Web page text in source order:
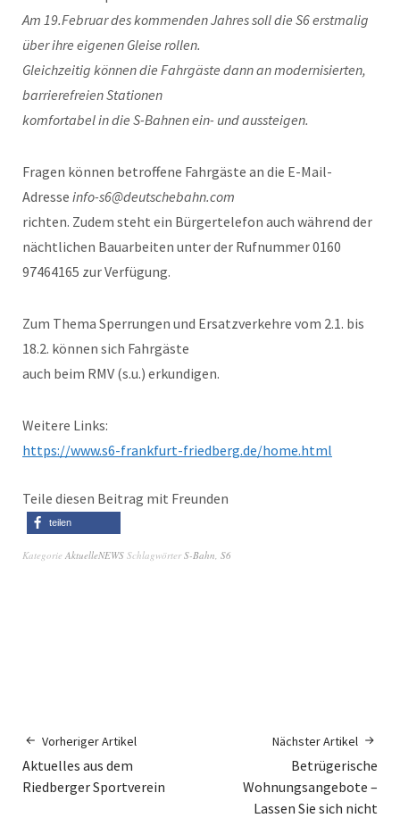
Am 19.Februar des kommenden Jahres soll die S6 erstmalig
über ihre eigenen Gleise rollen.
Gleichzeitig können die Fahrgäste dann an modernisierten,
barrierefreien Stationen
komfortabel in die S-Bahnen ein- und aussteigen.
Fragen können betroffene Fahrgäste an die E-Mail-
Adresse info-s6@deutschebahn.com
richten. Zudem steht ein Bürgertelefon auch während der
nächtlichen Bauarbeiten unter der Rufnummer 0160
97464165 zur Verfügung.
Zum Thema Sperrungen und Ersatzverkehre vom 2.1. bis
18.2. können sich Fahrgäste
auch beim RMV (s.u.) erkundigen.
Weitere Links:
https://www.s6-frankfurt-friedberg.de/home.html
Teile diesen Beitrag mit Freunden
teilen
Kategorie AktuelleNEWS SchlagwörterS-Bahn, S6
Vorheriger Artikel
Aktuelles aus dem
Riedberger Sportverein
Nächster Artikel
Betrügerische
Wohnungsangebote –
Lassen Sie sich nicht